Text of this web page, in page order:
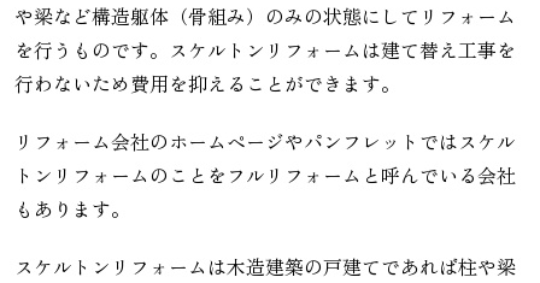
や梁など構造躯体（骨組み）のみの状態にしてリフォーム
を行うものです。スケルトンリフォームは建て替え工事を
行わないため費用を抑えることができます。
リフォーム会社のホームページやパンフレットではスケル
トンリフォームのことをフルリフォームと呼んでいる会社
もあります。
スケルトンリフォームは木造建築の戸建てであれば柱や梁